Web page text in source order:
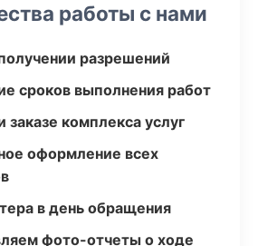
работы с нами
разрешений
сроков выполнения работ
заказе комплекса услуг
оформление всех
в день обращения
фото-отчеты о ходе